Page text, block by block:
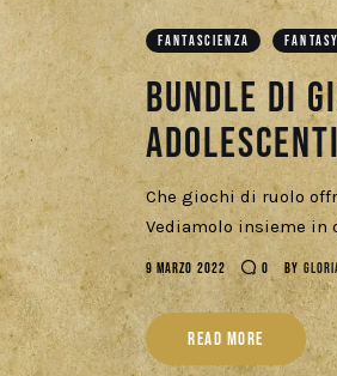
FANTASCIENZA FANTASY
Bundle di
Che giochi di ruolo
Vediamolo insieme in
9 MARZO 2022 0 BY
READ MORE